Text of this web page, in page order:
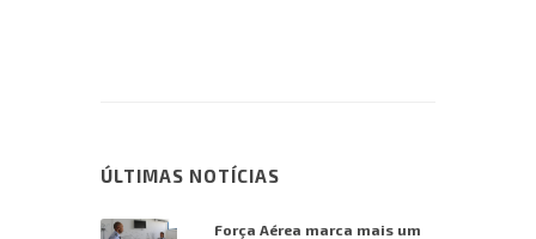
ÚLTIMAS NOTÍCIAS
Força Aérea marca mais um